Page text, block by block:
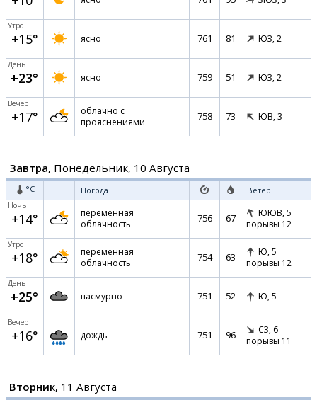
Утро
+15° ясно 761 81 ЮЗ, 2
День
+23° ясно 759 51 ЮЗ, 2
Вечер
+17°
облачно с
прояснениями
758 73 ЮВ, 3
Завтра, Понедельник, 10 Августа
°C Погода Ветер
Ночь
+14°
переменная
облачность
756 67 ЮЮВ, 5
порывы 12
Утро
+18°
переменная
облачность
754 63 Ю, 5
порывы 12
День
+25° пасмурно 751 52 Ю, 5
Вечер
+16° дождь 751 96 СЗ, 6
порывы 11
Вторник, 11 Августа